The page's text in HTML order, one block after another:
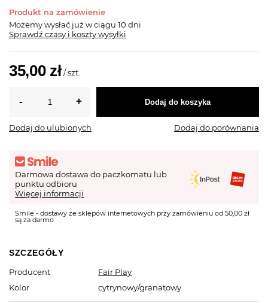
Produkt na zamówienie
Możemy wysłać już w ciągu 10 dni
Sprawdź czasy i koszty wysyłki
35,00 zł /szt.
Dodaj do koszyka
Dodaj do ulubionych Dodaj do porównania
Darmowa dostawa do paczkomatu lub
punktu odbioru
Więcej informacji
Smile - dostawy ze sklepów internetowych przy zamówieniu od 50,00 zł
są za darmo
SZCZEGÓŁY
Producent
Fair Play
Kolor
cytrynowy/granatowy